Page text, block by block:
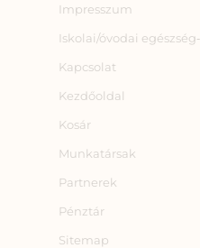
Impresszum
Iskolai/óvodai
Kapcsolat
Kezdőoldal
Kosár
Munkatársak
Partnerek
Pénztár
Sitemap